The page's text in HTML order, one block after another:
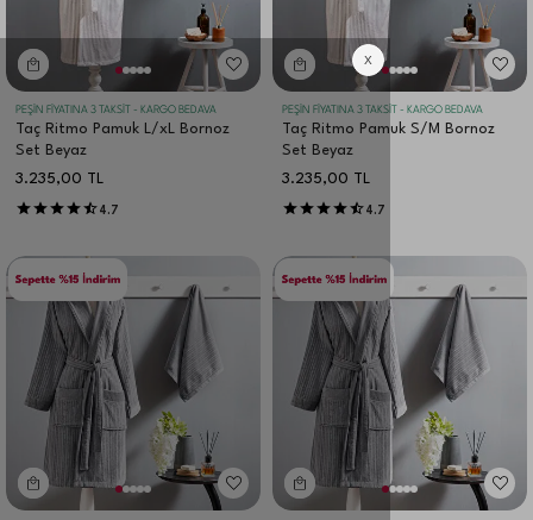
PEŞİN FİYATINA 3 TAKSİT - KARGO BEDAVA
Taç Ritmo Pamuk L/xL Bornoz
Set Beyaz
3.235,00 TL
4.7
PEŞİN FİYATINA 3 TAKSİT - KARGO BEDAVA
Taç Ritmo Pamuk S/M Bornoz
Set Beyaz
3.235,00 TL
4.7